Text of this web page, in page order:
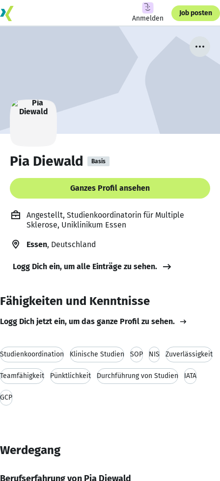
Anmelden
Job posten
Pia Diewald Basis
Ganzes Profil ansehen
Angestellt, Studienkoordinatorin für Multiple
Sklerose, Uniklinikum Essen
Essen, Deutschland
Logg Dich ein, um alle Einträge zu sehen.
Fähigkeiten und Kenntnisse
Logg Dich jetzt ein, um das ganze Profil zu sehen.
Studienkoordination Klinische Studien SOP NIS Zuverlässigkeit
Teamfähigkeit Pünktlichkeit Durchführung von Studien IATA
GCP
Werdegang
Berufserfahrung von Pia Diewald